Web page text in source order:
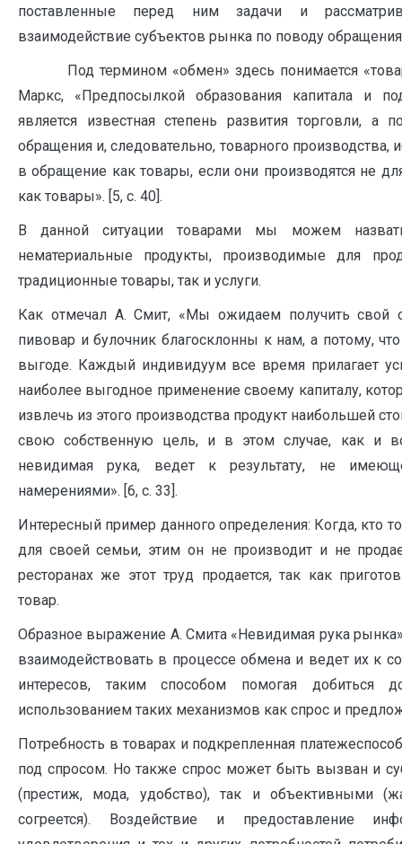
поставленные перед ним задачи и
взаимодействие субъектов рынка по поводу обращения
Под термином «обмен» здесь понимается
Маркс, «Предпосылкой образования капитала и
является известная степень развития торговли, а
обращения и, следовательно, товарного производства,
в обращение как товары, если они производятся не
как товары». [5, с. 40].
В данной ситуации товарами мы можем
нематериальные продукты, производимые для
традиционные товары, так и услуги.
Как отмечал А. Смит, «Мы ожидаем получить свой
пивовар и булочник благосклонны к нам, а потому,
выгоде. Каждый индивидуум все время прилагает
наиболее выгодное применение своему капиталу,
извлечь из этого производства продукт наибольшей
свою собственную цель, и в этом случае, как и
невидимая рука, ведет к результату, не
намерениями». [6, с. 33].
Интересный пример данного определения: Когда, кто
для своей семьи, этим он не производит и не
ресторанах же этот труд продается, так как
товар.
Образное выражение А. Смита «Невидимая рука
взаимодействовать в процессе обмена и ведет их к
интересов, таким способом помогая добиться
использованием таких механизмов как спрос и
Потребность в товарах и подкрепленная
под спросом. Но также спрос может быть вызван и
(престиж, мода, удобство), так и объективными
согреется). Воздействие и предоставление